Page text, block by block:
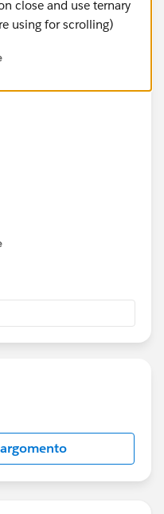
close and use ternary
using for scrolling)